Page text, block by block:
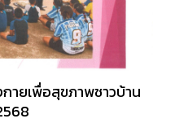
ายเพื่อสุขภาพชาวบ้าน